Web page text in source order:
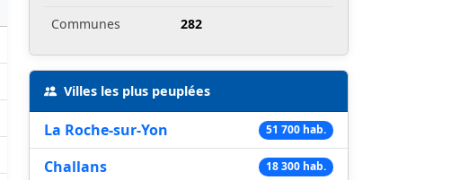
Communes
282
Villes les plus peuplées
La Roche-sur-Yon 51 700 hab.
Challans 18 300 hab.